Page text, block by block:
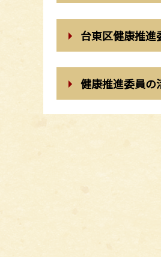
台東区健康推進
健康推進委員の